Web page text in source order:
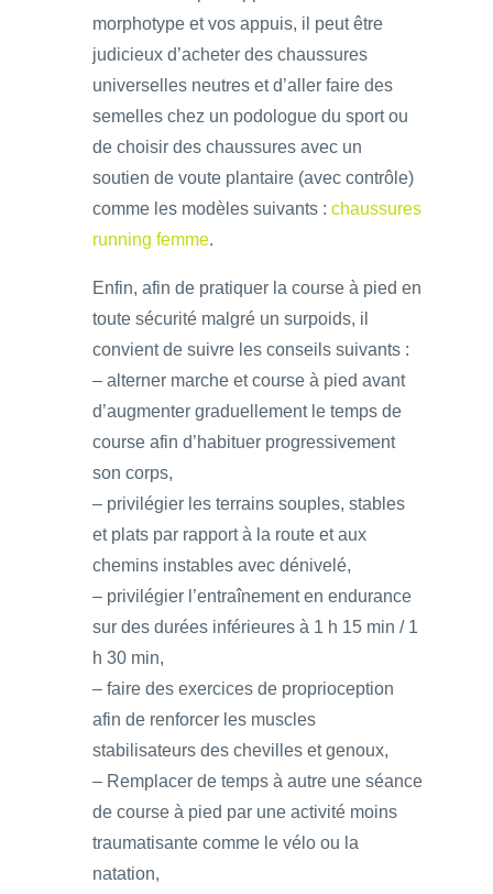
morphotype et vos appuis, il peut être
judicieux d’acheter des chaussures
universelles neutres et d’aller faire des
semelles chez un podologue du sport ou
de choisir des chaussures avec un
soutien de voute plantaire (avec contrôle)
comme les modèles suivants : chaussures
running femme.
Enfin, afin de pratiquer la course à pied en
toute sécurité malgré un surpoids, il
convient de suivre les conseils suivants :
– alterner marche et course à pied avant
d’augmenter graduellement le temps de
course afin d’habituer progressivement
son corps,
– privilégier les terrains souples, stables
et plats par rapport à la route et aux
chemins instables avec dénivelé,
– privilégier l’entraînement en endurance
sur des durées inférieures à 1 h 15 min / 1
h 30 min,
– faire des exercices de proprioception
afin de renforcer les muscles
stabilisateurs des chevilles et genoux,
– Remplacer de temps à autre une séance
de course à pied par une activité moins
traumatisante comme le vélo ou la
natation,